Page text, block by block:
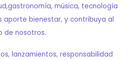
música, tecnología
aporte bienestar, y contribuya al
de nosotros.
lanzamientos, responsabilidad